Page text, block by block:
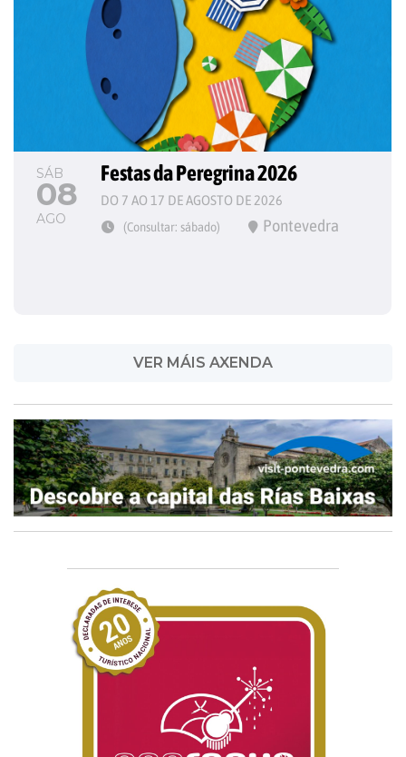
SÁB
08
AGO
Festas da Peregrina 2026
DO 7 AO 17 DE AGOSTO DE 2026
(Consultar: sábado) Pontevedra
VER MÁIS AXENDA